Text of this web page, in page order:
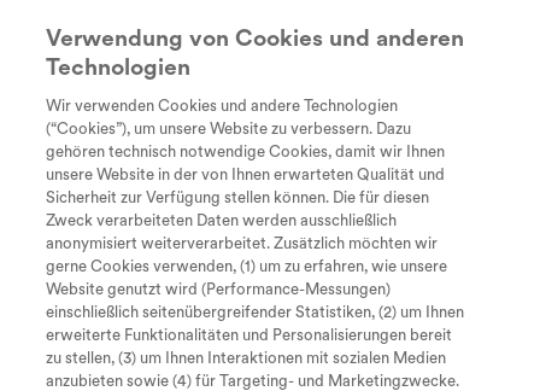
Tastaturkürzel zur Bedienung der
Seite
Zum Inhalt
Zum Hauptmenü
Every Day
Unstoppable
Diagnose
Therapie &
Behandlung
Suche
search
Sport und Bewegung mit SMA
Sport und Bewegung mit Spinaler
Muskelathrophie: Erfahre auf diesen Seiten
mehr darüber, welche Bewegungsformen
besonders geeignet sind und Spaß machen.
Hole Dir darüber hinaus Tipps, Tricks und Infos
in den Erfahrungsberichten unserer Community.
Verwendung von Cookies und anderen
Technologien
Wir verwenden Cookies und andere Technologien
(“Cookies”), um unsere Website zu verbessern. Dazu
gehören technisch notwendige Cookies, damit wir Ihnen
unsere Website in der von Ihnen erwarteten Qualität und
Sicherheit zur Verfügung stellen können. Die für diesen
Zweck verarbeiteten Daten werden ausschließlich
anonymisiert weiterverarbeitet. Zusätzlich möchten wir
gerne Cookies verwenden, (1) um zu erfahren, wie unsere
Website genutzt wird (Performance-Messungen)
einschließlich seitenübergreifender Statistiken, (2) um Ihnen
erweiterte Funktionalitäten und Personalisierungen bereit
zu stellen, (3) um Ihnen Interaktionen mit sozialen Medien
anzubieten sowie (4) für Targeting- und Marketingzwecke.